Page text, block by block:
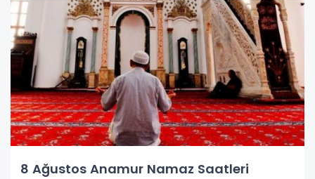
8 Ağustos Anamur Namaz Saatleri